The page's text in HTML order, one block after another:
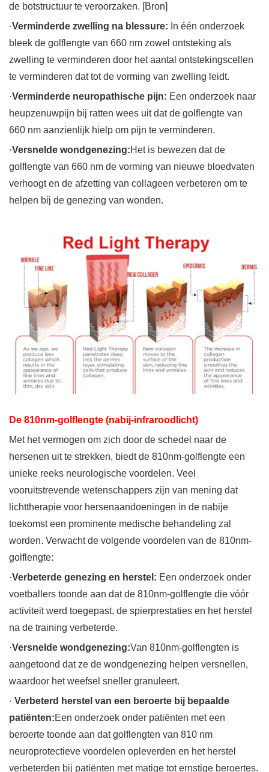
de botstructuur te veroorzaken. [Bron]
·Verminderde zwelling na blessure: In één onderzoek
bleek de golflengte van 660 nm zowel ontsteking als
zwelling te verminderen door het aantal ontstekingscellen
te verminderen dat tot de vorming van zwelling leidt.
·Verminderde neuropathische pijn: Een onderzoek naar
heupzenuwpijn bij ratten wees uit dat de golflengte van
660 nm aanzienlijk hielp om pijn te verminderen.
·Versnelde wondgenezing:Het is bewezen dat de
golflengte van 660 nm de vorming van nieuwe bloedvaten
verhoogt en de afzetting van collageen verbeteren om te
helpen bij de genezing van wonden.
De 810nm-golflengte (nabij-infraroodlicht)
Met het vermogen om zich door de schedel naar de
hersenen uit te strekken, biedt de 810nm-golflengte een
unieke reeks neurologische voordelen. Veel
vooruitstrevende wetenschappers zijn van mening dat
lichttherapie voor hersenaandoeningen in de nabije
toekomst een prominente medische behandeling zal
worden. Verwacht de volgende voordelen van de 810nm-
golflengte:
·Verbeterde genezing en herstel: Een onderzoek onder
voetballers toonde aan dat de 810nm-golflengte die vóór
activiteit werd toegepast, de spierprestaties en het herstel
na de training verbeterde.
·Versnelde wondgenezing:Van 810nm-golflengten is
aangetoond dat ze de wondgenezing helpen versnellen,
waardoor het weefsel sneller granuleert.
· Verbeterd herstel van een beroerte bij bepaalde
patiënten:Een onderzoek onder patiënten met een
beroerte toonde aan dat golflengten van 810 nm
neuroprotectieve voordelen opleverden en het herstel
verbeterden bij patiënten met matige tot ernstige beroertes.